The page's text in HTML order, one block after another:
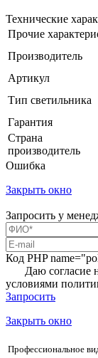
Технические
Прочие
Производитель
Артикул
Тип светильника
Гарантия
Страна
производитель
Ошибка
Закрыть окно
Запросить у
Код PHP
Даю согласие
условиями
Запросить
Закрыть окно
Профессиональное